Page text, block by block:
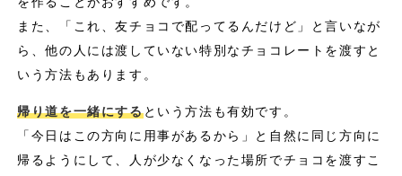
また、「これ、友チョコで配ってるんだけど」と言いなが
ら、他の人には渡していない特別なチョコレートを渡すと
いう方法もあります。
帰り道を一緒にするという方法も有効です。
「今日はこの方向に用事があるから」と自然に同じ方向に
帰るようにして、人が少なくなった場所でチョコを渡すこ